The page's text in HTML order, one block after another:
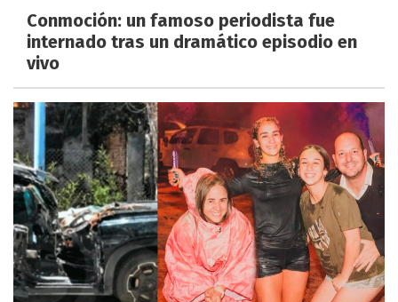
Conmoción: un famoso periodista fue
internado tras un dramático episodio en
vivo